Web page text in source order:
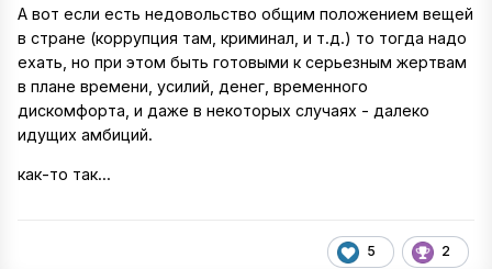
А вот если есть недовольство общим положением вещей
в стране (коррупция там, криминал, и т.д.) то тогда надо
ехать, но при этом быть готовыми к серьезным жертвам
в плане времени, усилий, денег, временного
дискомфорта, и даже в некоторых случаях - далеко
идущих амбиций.
как-то так...
5 2